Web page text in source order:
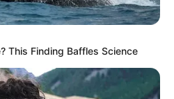
This Finding Baffles Science